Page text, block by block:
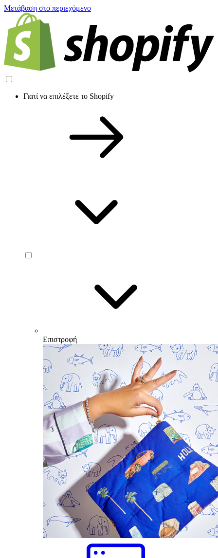
Μετάβαση στο περιεχόμενο
Γιατί να επιλέξετε το Shopify
Επιστροφή